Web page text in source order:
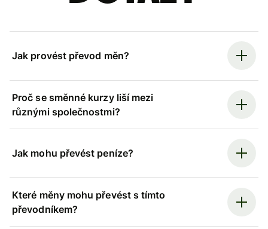
Jak provést převod měn?
Proč se směnné kurzy liší mezi
různými společnostmi?
Jak mohu převést peníze?
Které měny mohu převést s tímto
převodníkem?